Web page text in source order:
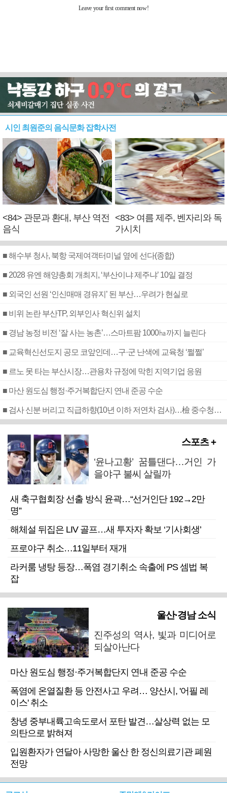
시인 최원준의 음식문화 잡학사전
<84> 관문과 환대, 부산 역전
음식
<83> 여름 제주, 벤자리와 독
가시치
■ 해수부 청사, 북항 국제여객터미널 옆에 선다(종합)
■ 2028 유엔 해양총회 개최지, ‘부산이냐 제주냐’ 10일 결정
■ 외국인 선원 ‘인신매매 경유지’ 된 부산…우려가 현실로
■ 비위 논란 부산TP, 외부인사 혁신위 설치
■ 경남 농정 비전 ‘잘 사는 농촌’…스마트팜 1000㏊까지 늘린다
■ 교육혁신선도지 공모 코앞인데…구·군 난색에 교육청 ‘쩔쩔’
■ 르노 못 타는 부산시장…관용차 규정에 막힌 지역기업 응원
■ 마산 원도심 행정·주거복합단지 연내 준공 수순
■ 검사 신분 버리고 직급하향(10년 이하 저연차 검사)…檢 중수청행 기피
스포츠 +
‘윤나고황’ 꿈틀댄다…거인 가
을야구 불씨 살릴까
새 축구협회장 선출 방식 윤곽…“선거인단 192→2만
명”
해체설 뒤집은 LIV 골프…새 투자자 확보 ‘기사회생’
프로야구 취소…11일부터 재개
라커룸 냉탕 등장…폭염 경기취소 속출에 PS 셈법 복
잡
울산·경남 소식
진주성의 역사, 빛과 미디어로
되살아난다
마산 원도심 행정·주거복합단지 연내 준공 수순
폭염에 온열질환 등 안전사고 우려… 양산시, '어필 레
이스' 취소
창녕 중부내륙고속도로서 포탄 발견…살상력 없는 모
의탄으로 밝혀져
입원환자가 연달아 사망한 울산 한 정신의료기관 폐원
전망